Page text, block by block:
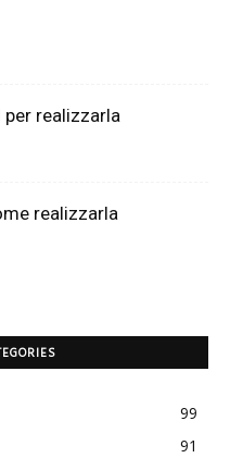
realizzarla
realizzarla
99
91